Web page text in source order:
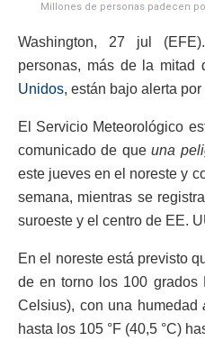
Millones de personas padecen
Washington, 27 jul
personas, más de la mitad
Unidos, están bajo alerta por
El Servicio Meteorológico
comunicado de queuna
este jueves en el noreste y
semana, mientras se
suroeste y el centro de EE.
En el noreste está previsto
de en torno los 100 grados
Celsius), con una humedad
hasta los 105 °F (40,5 °C)